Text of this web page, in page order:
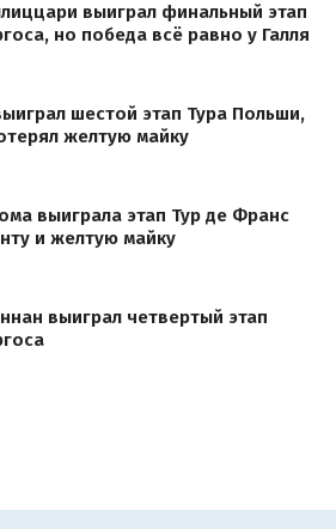
выиграл финальный этап
но победа всё равно у Галля
шестой этап Тура Польши,
желтую майку
выиграла этап Тур де Франс
и желтую майку
выиграл четвертый этап